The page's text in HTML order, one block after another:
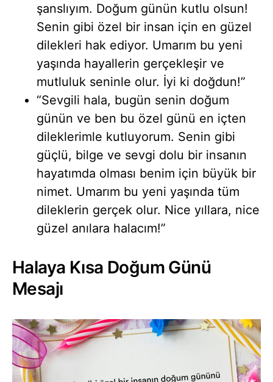
şanslıyım. Doğum günün kutlu olsun!
Senin gibi özel bir insan için en güzel
dilekleri hak ediyor. Umarım bu yeni
yaşında hayallerin gerçekleşir ve
mutluluk seninle olur. İyi ki doğdun!”
“Sevgili hala, bugün senin doğum
günün ve ben bu özel günü en içten
dileklerimle kutluyorum. Senin gibi
güçlü, bilge ve sevgi dolu bir insanın
hayatımda olması benim için büyük bir
nimet. Umarım bu yeni yaşında tüm
dileklerin gerçek olur. Nice yıllara, nice
güzel anılara halacım!”
Halaya Kısa Doğum Günü
Mesajı